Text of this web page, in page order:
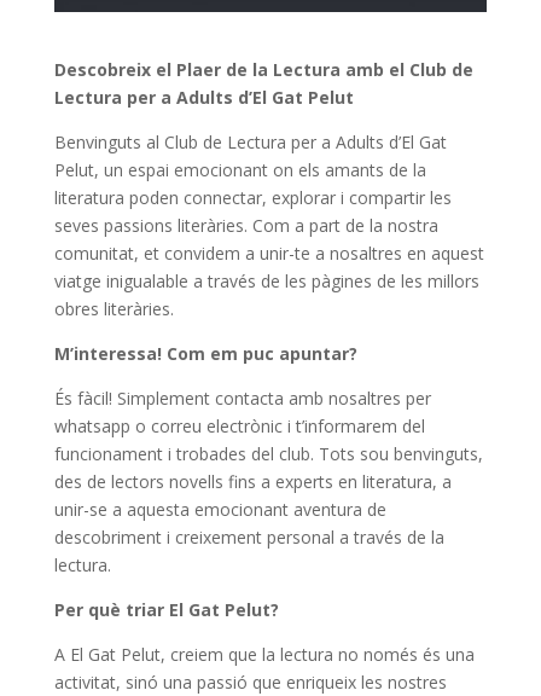
Descobreix el Plaer de la Lectura amb el Club de
Lectura per a Adults d’El Gat Pelut
Benvinguts al Club de Lectura per a Adults d’El Gat
Pelut, un espai emocionant on els amants de la
literatura poden connectar, explorar i compartir les
seves passions literàries. Com a part de la nostra
comunitat, et convidem a unir-te a nosaltres en aquest
viatge inigualable a través de les pàgines de les millors
obres literàries.
M’interessa! Com em puc apuntar?
És fàcil! Simplement contacta amb nosaltres per
whatsapp o correu electrònic i t’informarem del
funcionament i trobades del club. Tots sou benvinguts,
des de lectors novells fins a experts en literatura, a
unir-se a aquesta emocionant aventura de
descobriment i creixement personal a través de la
lectura.
Per què triar El Gat Pelut?
A El Gat Pelut, creiem que la lectura no només és una
activitat, sinó una passió que enriqueix les nostres